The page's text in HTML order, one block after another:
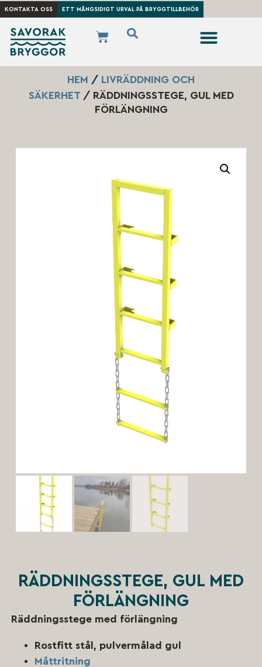
KONTAKTA OSS ETT MÅNGSIDIGT URVAL PÅ BRYGGTILLBEHÖR
HEM / LIVRÄDDNING OCH
SÄKERHET/ RÄDDNINGSSTEGE, GUL MED
FÖRLÄNGNING
RÄDDNINGSSTEGE, GUL MED
FÖRLÄNGNING
Räddningsstege med förlängning
Rostfitt stål, pulvermålad gul
Måttritning